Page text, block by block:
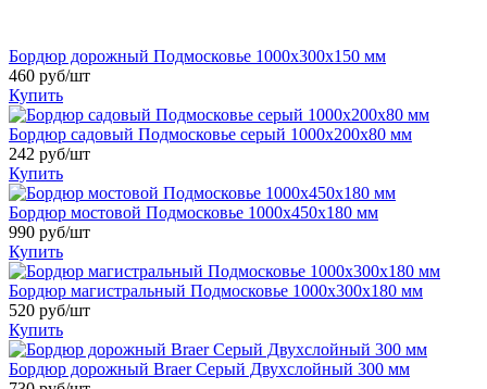
Бордюр дорожный Подмосковье 1000x300x150 мм
460 руб/шт
Купить
Бордюр садовый Подмосковье серый 1000x200x80 мм
242 руб/шт
Купить
Бордюр мостовой Подмосковье 1000x450x180 мм
990 руб/шт
Купить
Бордюр магистральный Подмосковье 1000x300x180 мм
520 руб/шт
Купить
Бордюр дорожный Braer Серый Двухслойный 300 мм